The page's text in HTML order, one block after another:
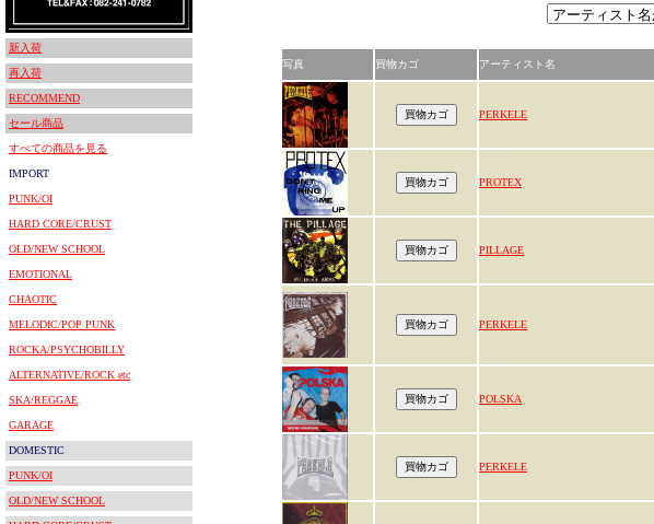
新入荷
再入荷
RECOMMEND
セール商品
すべての商品を見る
IMPORT
PUNK/OI
HARD CORE/CRUST
OLD/NEW SCHOOL
EMOTIONAL
CHAOTIC
MELODIC/POP PUNK
ROCKA/PSYCHOBILLY
ALTERNATIVE/ROCK etc
SKA/REGGAE
GARAGE
DOMESTIC
PUNK/OI
OLD/NEW SCHOOL
写真 買物カゴ アーティスト名
PERKELE
PROTEX
PILLAGE
PERKELE
POLSKA
PERKELE